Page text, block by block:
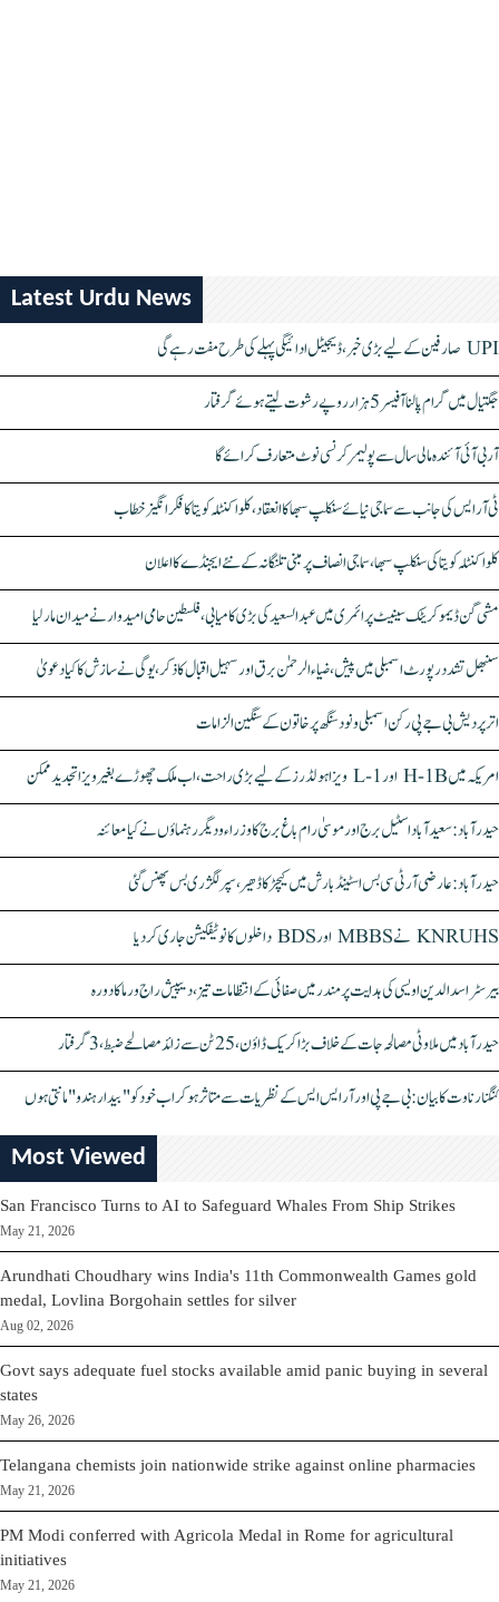
Latest Urdu News
UPI صارفین کے لیے بڑی خبر، ڈیجیٹل ادائیگی پہلے کی طرح مفت رہے گی
جگتیال میں گرام پالنا آفیسر 5 ہزار روپے رشوت لیتے ہوئے گرفتار
آر بی آئی آئندہ مالی سال سے پولیمر کرنسی نوٹ متعارف کرائے گا
ٹی آر ایس کی جانب سے سماجی نیائے سنکلپ سبھا کا انعقاد، کلواکنٹلہ کویتا کا فکر انگیز خطاب
کلواکنٹلہ کویتا کی سنکلپ سبھا، سماجی انصاف پر مبنی تلنگانہ کے نئے ایجنڈے کا اعلان
مشی گن ڈیموکریٹک سینیٹ پرائمری میں عبدالسعید کی بڑی کامیابی، فلسطین حامی امیدوار نے میدان مار لیا
سنبھل تشدد رپورٹ اسمبلی میں پیش، ضیاء الرحمٰن برق اور سہیل اقبال کا ذکر، یوگی نے سازش کا کیا دعویٰ
اتر پردیش بی جے پی رکن اسمبلی ونود سنگھ پر خاتون کے سنگین الزامات
امریکہ میں H-1B اور L-1 ویزا ہولڈرز کے لیے بڑی راحت، اب ملک چھوڑے بغیر ویزا تجدید ممکن
حیدرآباد: سعیدآباد اسٹیل برج اور موسیٰ رام باغ برج کا وزراء و دیگر رہنماؤں نے کیا معائنہ
حیدرآباد: عارضی آر ٹی سی بس اسٹینڈ بارش میں کیچڑ کا ڈھیر، سپر لگژری بس پھنس گئی
KNRUHS نے MBBS اور BDS داخلوں کا نوٹیفکیشن جاری کر دیا
بیرسٹر اسدالدین اویسی کی ہدایت پر مندر میں صفائی کے انتظامات تیز، دیپیش راج ورما کا دورہ
حیدرآباد میں ملاوٹی مصالحہ جات کے خلاف بڑا کریک ڈاؤن، 25 ٹن سے زائد مصالحے ضبط، 3 گرفتار
کنگنا رناوت کا بیان: بی جے پی اور آر ایس ایس کے نظریات سے متاثر ہو کر اب خود کو "بیدار ہندو" مانتی ہوں
Most Viewed
San Francisco Turns to AI to Safeguard Whales From Ship Strikes
May 21, 2026
Arundhati Choudhary wins India's 11th Commonwealth Games gold
medal, Lovlina Borgohain settles for silver
Aug 02, 2026
Govt says adequate fuel stocks available amid panic buying in several
states
May 26, 2026
Telangana chemists join nationwide strike against online pharmacies
May 21, 2026
PM Modi conferred with Agricola Medal in Rome for agricultural
initiatives
May 21, 2026